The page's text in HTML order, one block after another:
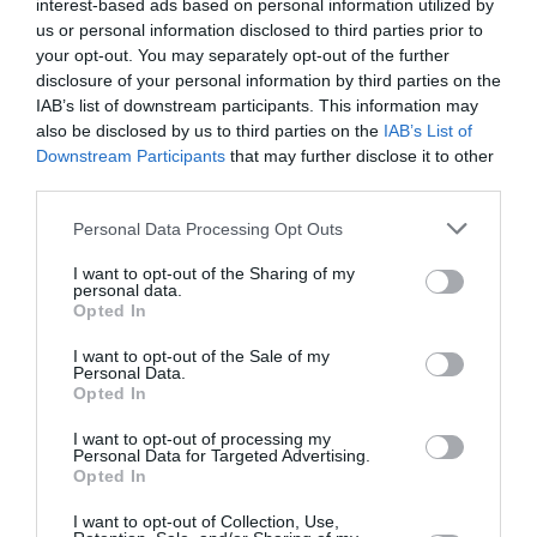
interest-based ads based on personal information utilized by
us or personal information disclosed to third parties prior to
your opt-out. You may separately opt-out of the further
disclosure of your personal information by third parties on the
IAB’s list of downstream participants. This information may
also be disclosed by us to third parties on the IAB’s List of
Downstream Participants that may further disclose it to other
Personal Data Processing Opt Outs
I want to opt-out of the Sharing of my
personal data.
Opted In
I want to opt-out of the Sale of my
Personal Data.
Opted In
I want to opt-out of processing my
Personal Data for Targeted Advertising.
Opted In
I want to opt-out of Collection, Use,
Είπε στο περιοδικό ότι δεν γνωρίζει προσωπικά
τον Harry, δούκα του Σάσεξ, και τη σύζυγό του.
«Θέλω να πω, έχω γνωρίσει τη Meghan, η οποία
φαίνεται πραγματικά αξιαγάπητη, αλλά δεν τη
γνωρίζω καθόλου»,
δήλωσε τότε η Gwyneth
περάσω από την ασφάλειά τους και να τους
προσφέρω μια πίτα».
Αυτό ήταν και το σημείο που πυροδότησε τις
εικασίες για κακές σχέσεις μεταξύ τους, αφού οι
wellbeing.
Αν και δεν είχε δει ακόμα
το «With Love,